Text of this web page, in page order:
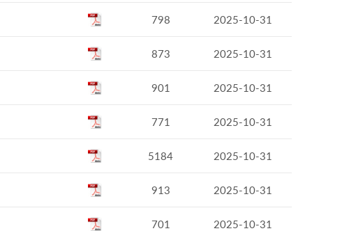
798 2025-10-31
873 2025-10-31
901 2025-10-31
771 2025-10-31
5184 2025-10-31
913 2025-10-31
701 2025-10-31